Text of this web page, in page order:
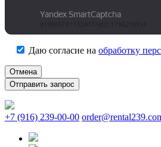
Даю согласие на обработку
Отмена
+7 (916) 239-00-00